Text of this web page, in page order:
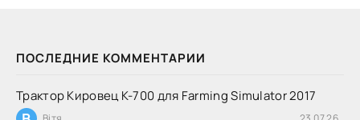
ПОСЛЕДНИЕ КОММЕНТАРИИ
Трактор Кировец К-700 для Farming Simulator 2017